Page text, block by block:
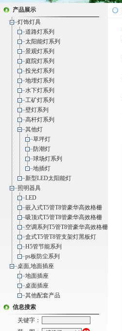
产品展示
灯饰灯具
道路灯系列
太阳能灯系列
景观灯系列
庭院灯系列
投光灯系列
地埋灯系列
水下灯系列
工矿灯系列
壁灯系列
高杆灯系列
其他灯
草坪灯
防潮灯
球场灯系列
地插灯
新型LED太阳能灯
照明器具
LED
嵌入式T5管T8管豪华高效格栅
吸顶式T5管T8管豪华高效格栅
空调系列T5管T8管豪华高效格栅
盒式T5管T8管支架灯黑板灯
H5管节能系列
ps板防尘系列
桌面,地面插座
地面插座
桌面插座
其他配套产品
信息搜索
关键字：